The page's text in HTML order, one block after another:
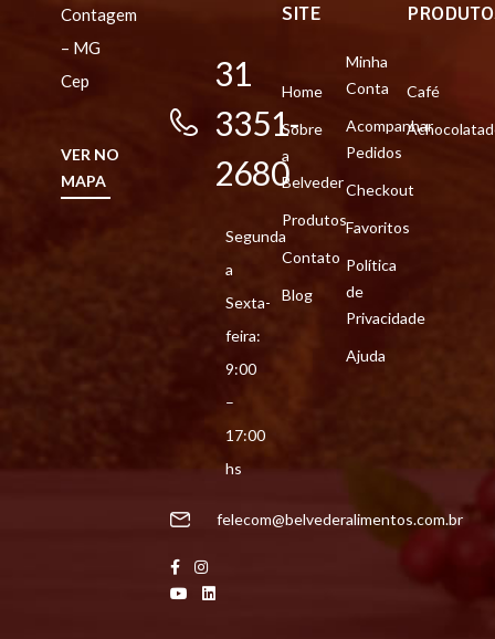
Contagem
– MG
Cep
VER NO
MAPA
31
3351-
2680
Segunda
a
Sexta-
feira:
9:00
–
17:00
hs
felecom@belvederalimentos.com.br
SITE
Home
Sobre
a
Belveder
Produtos
Contato
Blog
Minha
Conta
Acompanhar
Pedidos
Checkout
Favoritos
Política
de
Privacidade
Ajuda
Café